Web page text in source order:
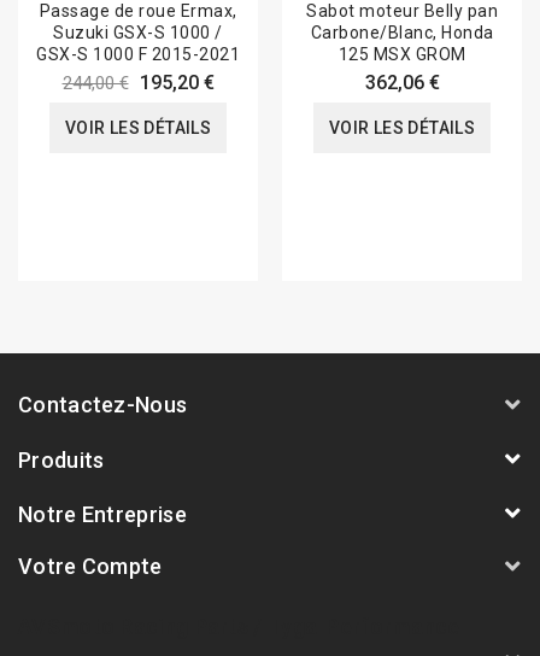
Passage de roue Ermax,
Suzuki GSX-S 1000 /
GSX-S 1000 F 2015-2021
244,00 € 195,20 €
VOIR LES DÉTAILS
Sabot moteur Belly pan
Carbone/Blanc, Honda
125 MSX GROM
362,06 €
VOIR LES DÉTAILS
Contactez-Nous
Produits
Notre Entreprise
Votre Compte